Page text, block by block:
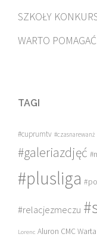
SZKOŁY
WARTO POMAGAĆ
TAGI
#cuprumtv #czasnarewanż
#galeriazdjęć
#plusliga
#relacjezmeczu
Lorenc Aluron CMC